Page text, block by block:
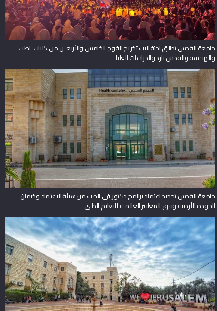
جامعة القدس تطلق احتفالات تخريج الفوج الخامس والأربعين من كليات الطب
والهندسة والقدس بارد والدراسات العليا
جامعة القدس تحصد اعتماد برنامج دكتور في الطب من هيئة الاعتماد وضمان
الجودة الأردنية وفق المعايير العالمية للتعليم الطبي